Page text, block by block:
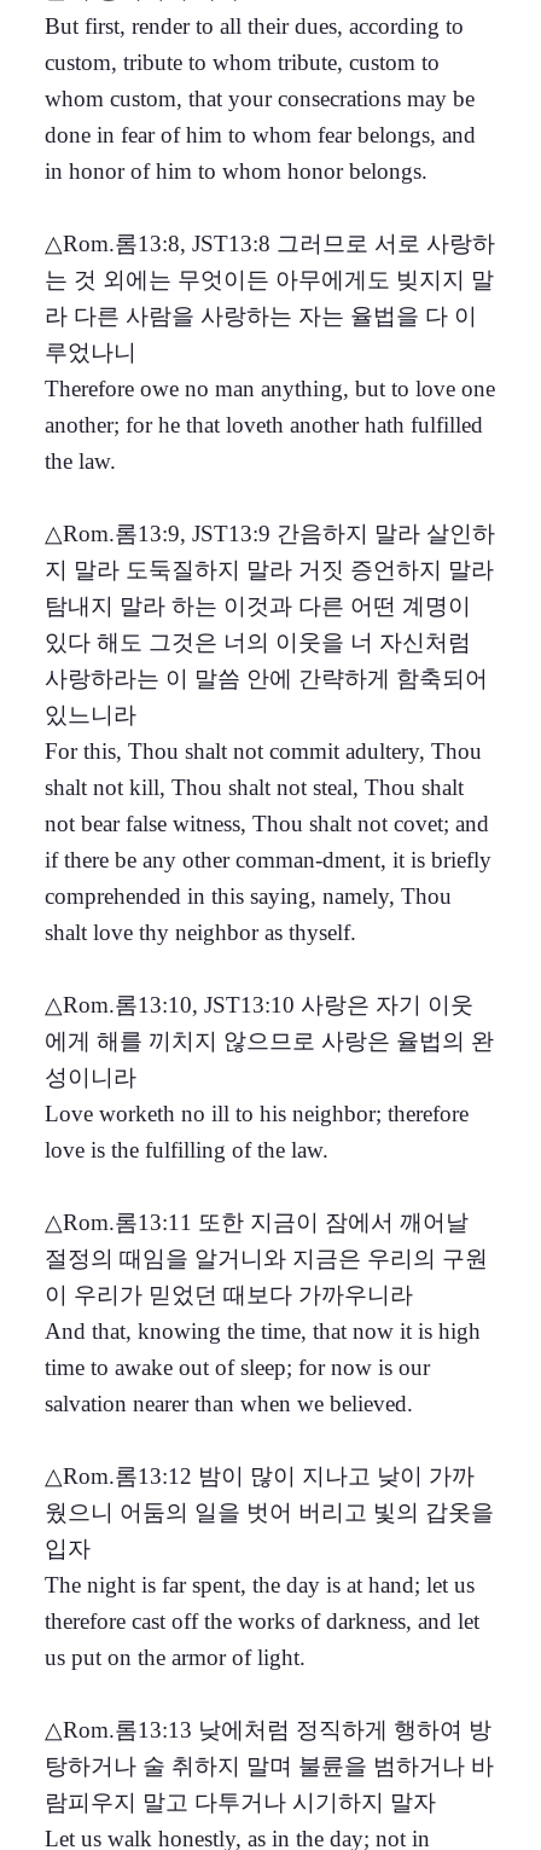
But first, render to all their dues, according to
custom, tribute to whom tribute, custom to
whom custom, that your consecrations may be
done in fear of him to whom fear belongs, and
in honor of him to whom honor belongs.
△Rom.롬13:8, JST13:8 그러므로 서로 사랑하
는 것 외에는 무엇이든 아무에게도 빚지지 말
라 다른 사람을 사랑하는 자는 율법을 다 이
루었나니
Therefore owe no man anything, but to love one
another; for he that loveth another hath fulfilled
the law.
△Rom.롬13:9, JST13:9 간음하지 말라 살인하
지 말라 도둑질하지 말라 거짓 증언하지 말라
탐내지 말라 하는 이것과 다른 어떤 계명이
있다 해도 그것은 너의 이웃을 너 자신처럼
사랑하라는 이 말씀 안에 간략하게 함축되어
있느니라
For this, Thou shalt not commit adultery, Thou
shalt not kill, Thou shalt not steal, Thou shalt
not bear false witness, Thou shalt not covet; and
if there be any other comman-dment, it is briefly
comprehended in this saying, namely, Thou
shalt love thy neighbor as thyself.
△Rom.롬13:10, JST13:10 사랑은 자기 이웃
에게 해를 끼치지 않으므로 사랑은 율법의 완
성이니라
Love worketh no ill to his neighbor; therefore
love is the fulfilling of the law.
△Rom.롬13:11 또한 지금이 잠에서 깨어날
절정의 때임을 알거니와 지금은 우리의 구원
이 우리가 믿었던 때보다 가까우니라
And that, knowing the time, that now it is high
time to awake out of sleep; for now is our
salvation nearer than when we believed.
△Rom.롬13:12 밤이 많이 지나고 낮이 가까
웠으니 어둠의 일을 벗어 버리고 빛의 갑옷을
입자
The night is far spent, the day is at hand; let us
therefore cast off the works of darkness, and let
us put on the armor of light.
△Rom.롬13:13 낮에처럼 정직하게 행하여 방
탕하거나 술 취하지 말며 불륜을 범하거나 바
람피우지 말고 다투거나 시기하지 말자
Let us walk honestly, as in the day; not in